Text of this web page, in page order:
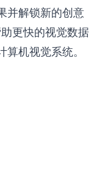
并解锁新的创意
更快的视觉数据
机视觉系统。